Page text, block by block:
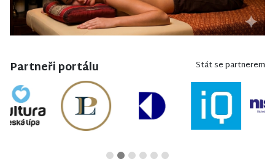
Partneři portálu Stát se partnerem